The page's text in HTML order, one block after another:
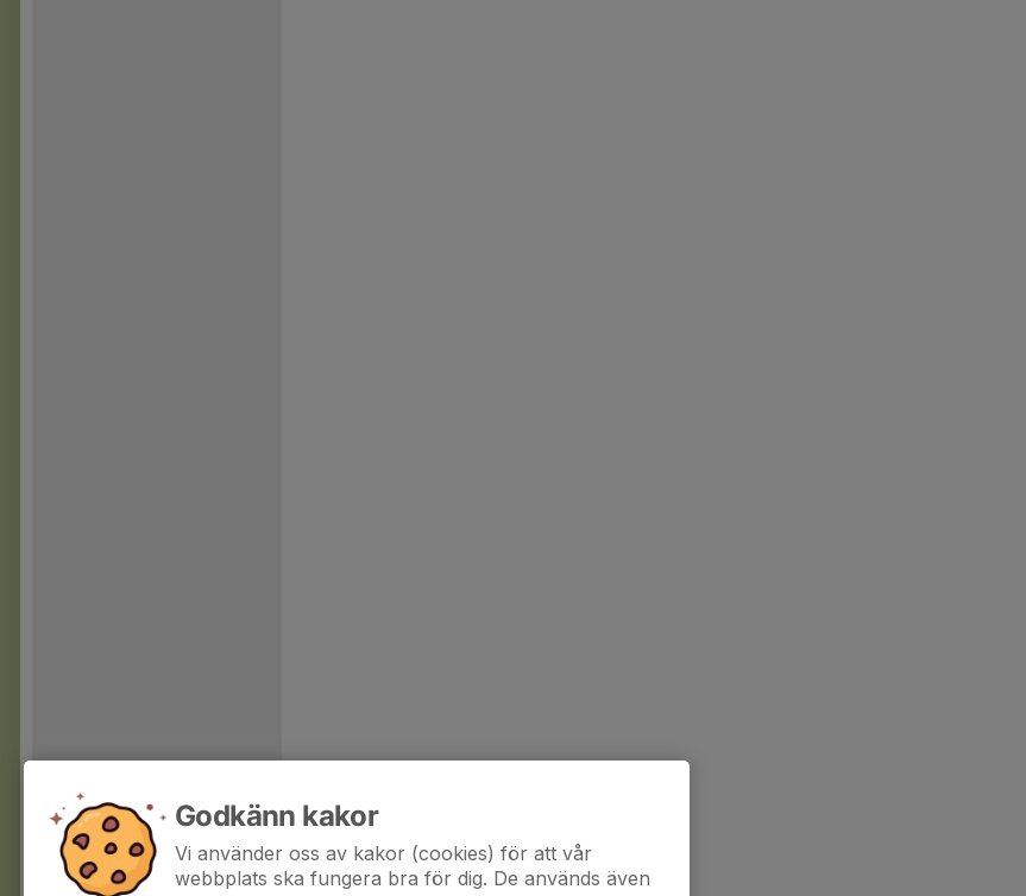
Godkänn kakor
Vi använder oss av kakor (cookies) för att vår
webbplats ska fungera bra för dig. De används även